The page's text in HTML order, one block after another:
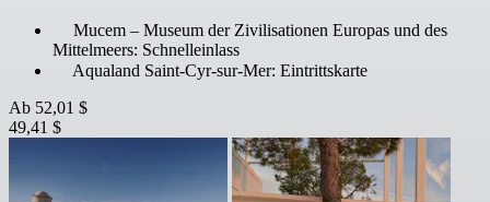
Mucem – Museum der Zivilisationen Europas und des
Mittelmeers: Schnelleinlass
Aqualand Saint-Cyr-sur-Mer: Eintrittskarte
Ab 52,01 $
49,41 $